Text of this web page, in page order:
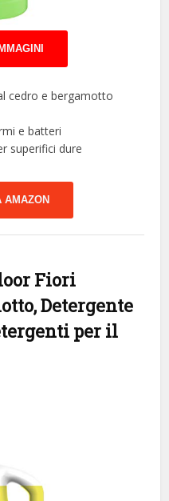
cedro e bergamotto
e batteri
superifici dure
AMAZON
Fiori
Detergente
per il